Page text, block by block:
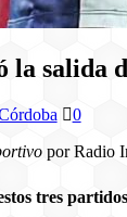
salida
0
por Radio
tres